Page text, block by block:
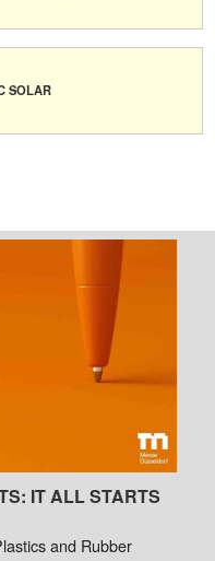
SOLAR
IT ALL STARTS
and Rubber